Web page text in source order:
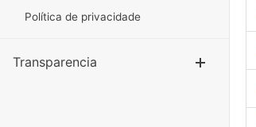
Política de privacidade
Transparencia